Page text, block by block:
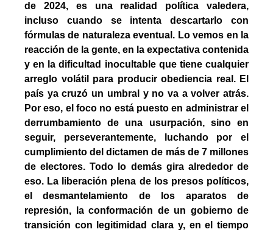
de 2024, es una realidad política valedera,
incluso cuando se intenta descartarlo con
fórmulas de naturaleza eventual. Lo vemos en la
reacción de la gente, en la expectativa contenida
y en la dificultad inocultable que tiene cualquier
arreglo volátil para producir obediencia real. El
país ya cruzó un umbral y no va a volver atrás.
Por eso, el foco no está puesto en administrar el
derrumbamiento de una usurpación, sino en
seguir, perseverantemente, luchando por el
cumplimiento del dictamen de más de 7 millones
de electores. Todo lo demás gira alrededor de
eso. La liberación plena de los presos políticos,
el desmantelamiento de los aparatos de
represión, la conformación de un gobierno de
transición con legitimidad clara y, en el tiempo